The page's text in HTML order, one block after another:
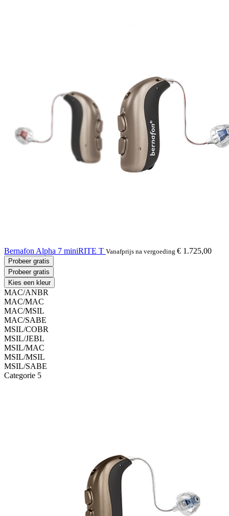
Bernafon Alpha 7 miniRITE T Vanafprijs na vergoeding € 1.725,00
Probeer gratis
Probeer gratis
Kies een kleur
MAC/ANBR
MAC/MAC
MAC/MSIL
MAC/SABE
MSIL/COBR
MSIL/JEBL
MSIL/MAC
MSIL/MSIL
MSIL/SABE
Categorie 5